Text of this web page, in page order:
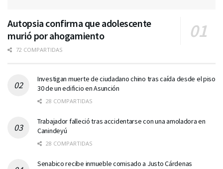
Autopsia confirma que adolescente
murió por ahogamiento
72 COMPARTIDAS
Investigan muerte de ciudadano chino tras caída desde el piso
30 de un edificio en Asunción
28 COMPARTIDAS
Trabajador falleció tras accidentarse con una amoladora en
Canindeyú
28 COMPARTIDAS
Senabico recibe inmueble comisado a Justo Cárdenas